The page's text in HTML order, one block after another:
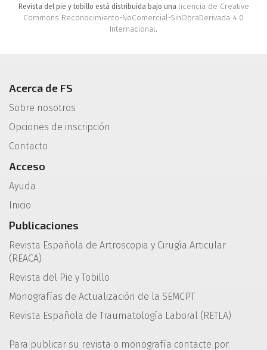
Revista del pie y tobillo está distribuida bajo una licencia de Creative
Commons Reconocimiento-NoComercial-SinObraDerivada 4.0
Internacional.
Acerca de FS
Sobre nosotros
Opciones de inscripción
Contacto
Acceso
Ayuda
Inicio
Publicaciones
Revista Española de Artroscopia y Cirugía Articular
(REACA)
Revista del Pie y Tobillo
Monografías de Actualización de la SEMCPT
Revista Española de Traumatología Laboral (RETLA)
Para publicar su revista o monografía contacte por